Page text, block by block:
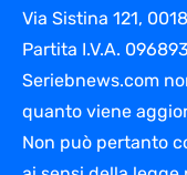
Via Sistina 121,
Partita I.V.A.
Seriebnews.com
quanto viene
Non può pertanto